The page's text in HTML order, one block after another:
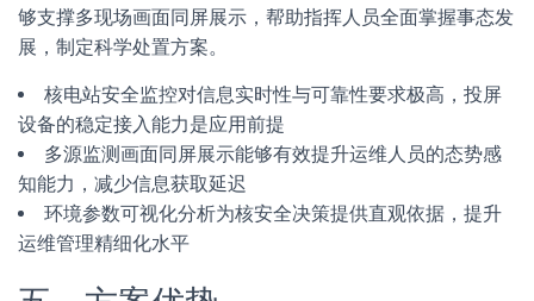
够支撑多现场画面同屏展示，帮助指挥人员全面掌握事态发
展，制定科学处置方案。
核电站安全监控对信息实时性与可靠性要求极高，投屏
设备的稳定接入能力是应用前提
多源监测画面同屏展示能够有效提升运维人员的态势感
知能力，减少信息获取延迟
环境参数可视化分析为核安全决策提供直观依据，提升
运维管理精细化水平